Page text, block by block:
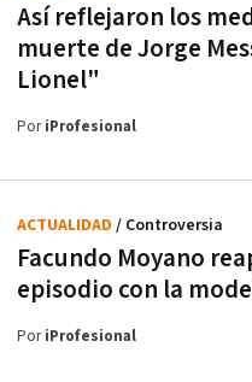
Así reflejaron los
muerte de Jorge
Lionel"
PoriProfesional
Facundo Moyano
episodio con la
ACTUALIDAD / Controversia
PoriProfesional